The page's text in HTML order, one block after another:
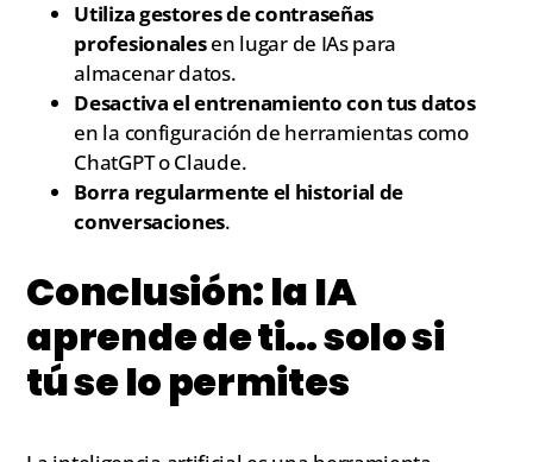
Utiliza gestores de contraseñas
profesionalesen lugar de IAs para
almacenar datos.
Desactiva el entrenamiento con tus datos
en la configuración de herramientas como
ChatGPT o Claude.
Borra regularmente el historial de
conversaciones.
Conclusión: la IA
aprende de ti… solo si
tú se lo permites